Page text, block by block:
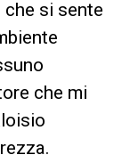
che si sente
che mi